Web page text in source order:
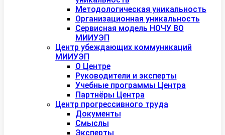
Методологическая уникальность
Организационная уникальность
Сервисная модель НОЧУ ВО
МИИУЭП
Центр убеждающих коммуникаций
МИИУЭП
О Центре
Руководители и эксперты
Учебные программы Центра
Партнёры Центра
Центр прогрессивного труда
Документы
Смыслы
Эксперты